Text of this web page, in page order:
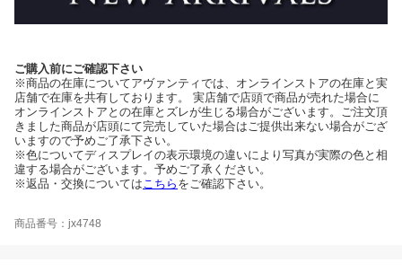
ご購入前にご確認下さい
※商品の在庫についてアヴァンティでは、オンラインストアの在庫と実
店舗で在庫を共有しております。 実店舗で店頭で商品が売れた場合に
オンラインストアとの在庫とズレが生じる場合がございます。ご注文頂
きました商品が店頭にて完売していた場合はご提供出来ない場合がござ
いますので予めご了承下さい。
※色についてディスプレイの表示環境の違いにより写真が実際の色と相
違する場合がございます。予めご了承ください。
※返品・交換については こちら をご確認下さい。
商品番号：jx4748